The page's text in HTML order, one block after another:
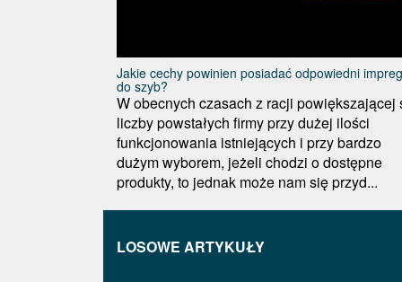
Jakie cechy powinien posiadać odpowiedni
do szyb?
W obecnych czasach z racji powiększającej
liczby powstałych firmy przy dużej ilości
funkcjonowania istniejących i przy bardzo
dużym wyborem, jeżeli chodzi o dostępne
produkty, to jednak może nam się przyd...
LOSOWE ARTYKUŁY